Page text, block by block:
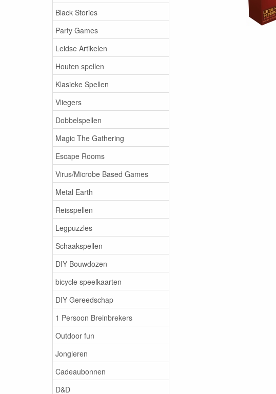
Black Stories
Party Games
Leidse Artikelen
Houten spellen
Klasieke Spellen
Vliegers
Dobbelspellen
Magic The Gathering
Escape Rooms
Virus/Microbe Based Games
Metal Earth
Reisspellen
Legpuzzles
Schaakspellen
DIY Bouwdozen
bicycle speelkaarten
DIY Gereedschap
1 Persoon Breinbrekers
Outdoor fun
Jongleren
Cadeaubonnen
D&D